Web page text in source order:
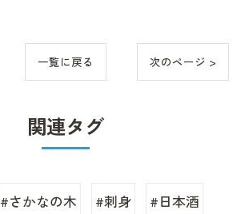
一覧に戻る 次のページ >
関連タグ
#さかなの木 #刺身 #日本酒